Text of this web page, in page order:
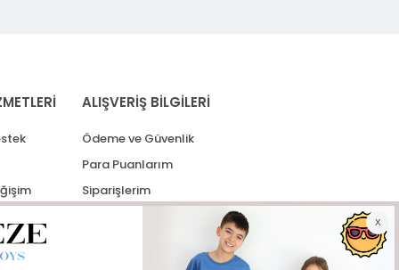
ALIŞVERİŞ BİLGİLERİ
Ödeme ve Güvenlik
Para Puanlarım
Siparişlerim